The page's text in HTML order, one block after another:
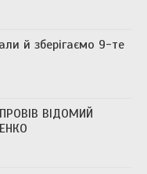
й зберігаємо 9-те
ВІДОМИЙ